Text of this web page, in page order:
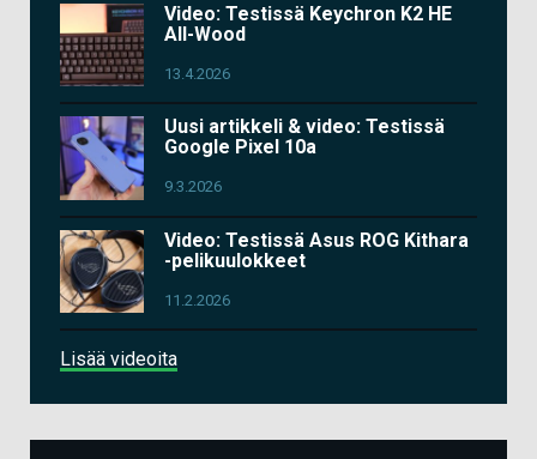
Video: Testissä Keychron K2 HE
All-Wood
13.4.2026
Uusi artikkeli & video: Testissä
Google Pixel 10a
9.3.2026
Video: Testissä Asus ROG Kithara
-pelikuulokkeet
11.2.2026
Lisää videoita